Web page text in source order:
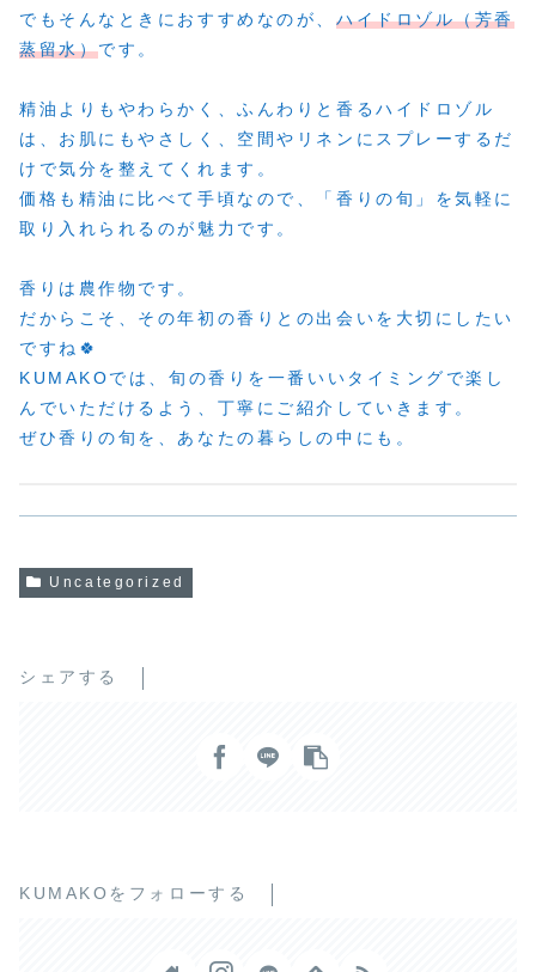
でもそんなときにおすすめなのが、 ハイドロゾル（芳香
蒸留水）です。
精油よりもやわらかく、ふんわりと香るハイドロゾル
は、お肌にもやさしく、空間やリネンにスプレーするだ
けで気分を整えてくれます。
価格も精油に比べて手頃なので、「香りの旬」を気軽に
取り入れられるのが魅力です。
香りは農作物です。
だからこそ、その年初の香りとの出会いを大切にしたい
ですね🍀
KUMAKOでは、旬の香りを一番いいタイミングで楽し
んでいただけるよう、丁寧にご紹介していきます。
ぜひ香りの旬を、あなたの暮らしの中にも。
Uncategorized
シェアする
KUMAKOをフォローする